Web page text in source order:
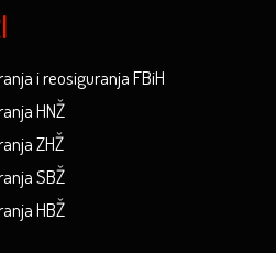
i reosiguranja FBiH
HNŽ
ZHŽ
SBŽ
HBŽ